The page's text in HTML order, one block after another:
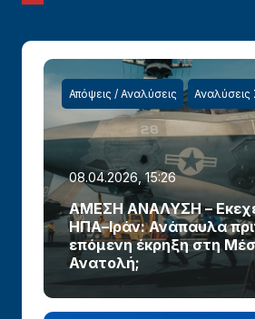
Απόψεις / Αναλύσεις Αναλύσεις
08.04.2026, 15:26
ΑΜΕΣΗ ΑΝΑΛΥΣΗ –
ΗΠΑ–Ιράν: Ανάπαυλα
επόμενη έκρηξη στη
Ανατολή;